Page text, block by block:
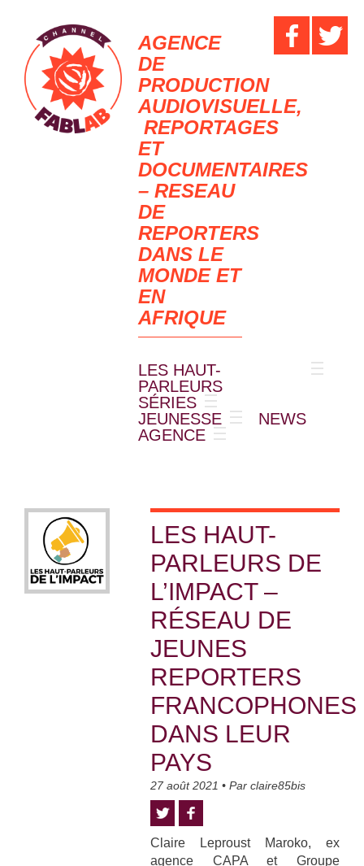
AGENCE
DE
PRODUCTION
AUDIOVISUELLE,
REPORTAGES
ET
DOCUMENTAIRES
– RESEAU
DE
REPORTERS
DANS LE
MONDE ET
EN
AFRIQUE
LES HAUT-
PARLEURS
SÉRIES
JEUNESSE
NEWS
AGENCE
LES HAUT-
PARLEURS DE
L’IMPACT –
RÉSEAU DE
JEUNES
REPORTERS
FRANCOPHONES
DANS LEUR
PAYS
27 août 2021 • Parclaire85bis
Claire Leproust Maroko, ex
agence CAPA et Groupe